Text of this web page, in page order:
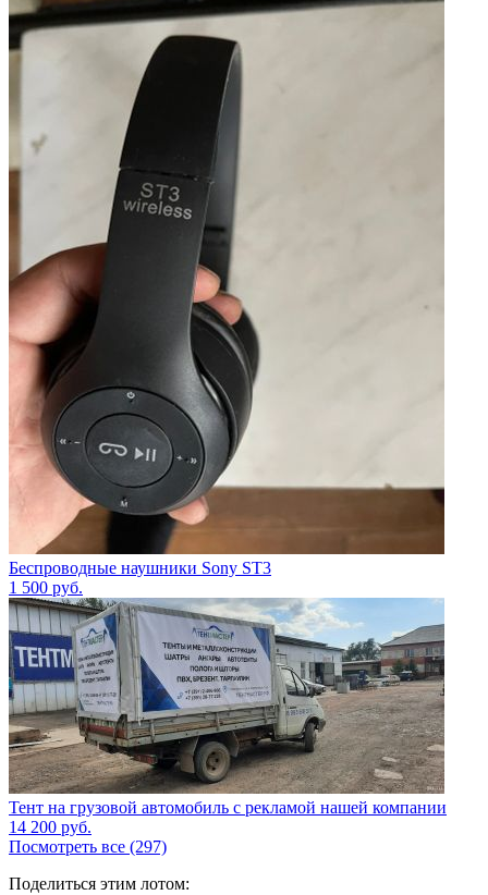
Беспроводные наушники Sony ST3
1 500 руб.
Тент на грузовой автомобиль с рекламой нашей компании
14 200 руб.
Посмотреть все (297)
Поделиться этим лотом: